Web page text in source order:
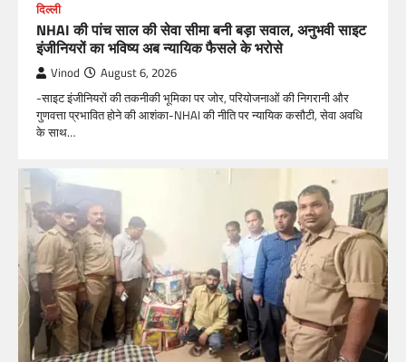
दिल्ली
NHAI की पांच साल की सेवा सीमा बनी बड़ा सवाल, अनुभवी साइट
इंजीनियरों का भविष्य अब न्यायिक फैसले के भरोसे
Vinod August 6, 2026
-साइट इंजीनियरों की तकनीकी भूमिका पर जोर, परियोजनाओं की निगरानी और
गुणवत्ता प्रभावित होने की आशंका-NHAI की नीति पर न्यायिक कसौटी, सेवा अवधि
के साथ…